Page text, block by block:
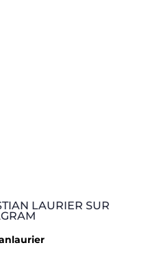
LAURIER SUR